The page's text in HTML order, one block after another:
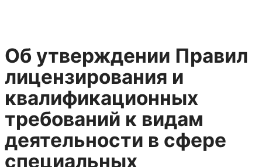
Об утверждении Правил
лицензирования и
квалификационных
требований к видам
деятельности в сфере
специальных